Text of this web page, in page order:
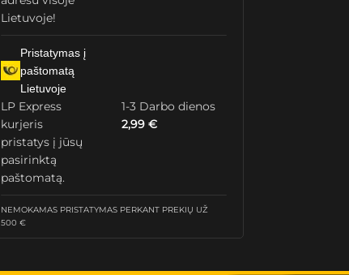
Lietuvoje!
Pristatymas į
paštomatą
Lietuvoje
LP Express
kurjeris
pristatys į jūsų
pasirinktą
paštomatą.
1-3 Darbo dienos
2,99€
NEMOKAMAS PRISTATYMAS PERKANT PREKIŲ UŽ
500 €